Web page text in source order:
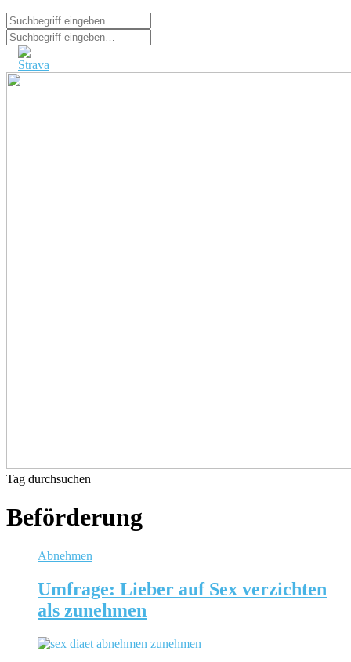
Tag durchsuchen
Beförderung
Abnehmen
Umfrage: Lieber auf Sex verzichten
als zunehmen